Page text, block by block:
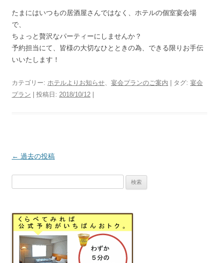
たまにはいつもの居酒屋さんではなく、ホテルの個室宴会場
で、
ちょっと贅沢なパーティーにしませんか？
予約担当にて、皆様の大切なひとときの為、できる限りお手伝
いいたします！
カテゴリー: ホテルよりお知らせ 宴会プランのご案内 | タグ: 宴会
プラン | 投稿日: 2018/10/12
投
← 過去の投稿